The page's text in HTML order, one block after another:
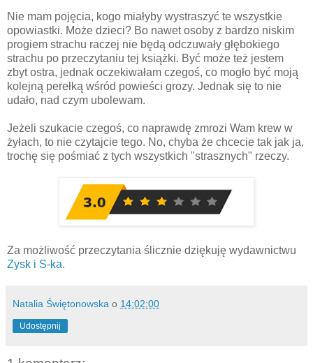
Nie mam pojęcia, kogo miałyby wystraszyć te wszystkie
opowiastki. Może dzieci? Bo nawet osoby z bardzo niskim
progiem strachu raczej nie będą odczuwały głębokiego
strachu po przeczytaniu tej książki. Być może też jestem
zbyt ostra, jednak oczekiwałam czegoś, co mogło być moją
kolejną perełką wśród powieści grozy. Jednak się to nie
udało, nad czym ubolewam.
Jeżeli szukacie czegoś, co naprawdę zmrozi Wam krew w
żyłach, to nie czytajcie tego. No, chyba że chcecie tak jak ja,
trochę się pośmiać z tych wszystkich "strasznych" rzeczy.
Za możliwość przeczytania ślicznie dziękuję wydawnictwu
Zysk i S-ka.
Natalia Świętonowska o 14:02:00
Udostępnij